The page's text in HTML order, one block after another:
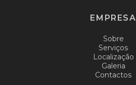
EMPRESA
Sobre
Serviços
Localização
Galeria
Contactos